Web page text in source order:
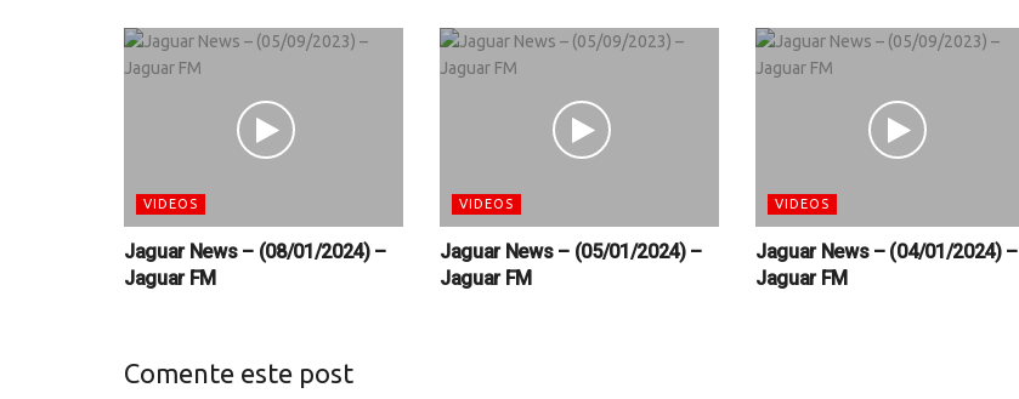
VIDEOS
Jaguar News – (08/01/2024) –
Jaguar FM
VIDEOS
Jaguar News – (05/01/2024) –
Jaguar FM
VIDEOS
Jaguar News – (04/01/2024) –
Jaguar FM
Comente este post